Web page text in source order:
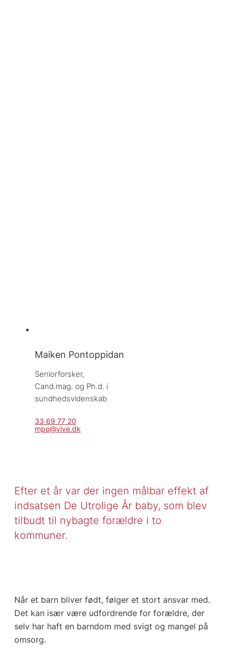
Maiken Pontoppidan
Seniorforsker,
Cand.mag. og Ph.d. i
sundhedsvidenskab
33 69 77 20
mpo@vive.dk
Efter et år var der ingen målbar effekt af
indsatsen De Utrolige År baby, som blev
tilbudt til nybagte forældre i to
kommuner.
Når et barn bliver født, følger et stort ansvar med.
Det kan især være udfordrende for forældre, der
selv har haft en barndom med svigt og mangel på
omsorg.